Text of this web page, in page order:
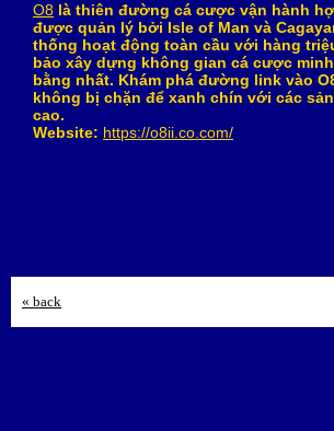
O8 là thiên đường cá cược vận hành
được quản lý bởi Isle of Man và
thống hoạt động toàn cầu với hàng
bảo xây dựng không gian cá cược
bằng nhất. Khám phá đường link vào
không bị chặn để xanh chín với các
cao.
Website: https://o8ii.co.com/
« back